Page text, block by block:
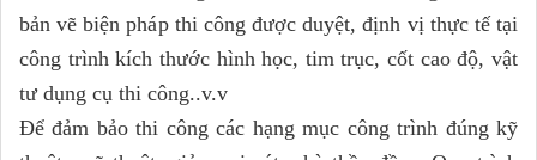
bản vẽ biện pháp thi công được duyệt, định vị thực tế tại
công trình kích thước hình học, tim trục, cốt cao độ, vật
tư dụng cụ thi công..v.v
Để đảm bảo thi công các hạng mục công trình đúng kỹ